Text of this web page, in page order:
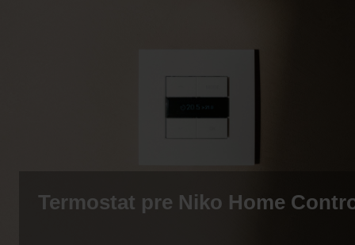
Termostat pre Niko Home